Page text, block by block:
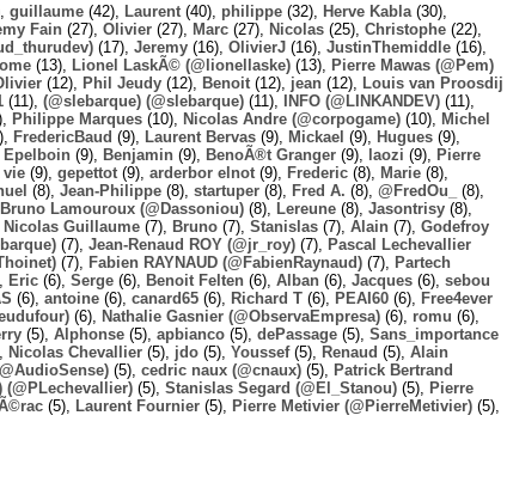
guillaume (42), Laurent (40), philippe (32), Herve Kabla (30),
Fain (27), Olivier (27), Marc (27), Nicolas (25), Christophe (22),
(17), Jeremy (16), OlivierJ (16), JustinThemiddle (16),
(13), Lionel LaskÃ© (@lionellaske) (13),
Pierre Mawas (@Pem)
(12), Phil Jeudy (12), Benoit (12), jean (12),
Louis van Proosdij
(11), (@slebarque) (@slebarque) (11), INFO (@LINKANDEV) (11),
Philippe Marques (10), Nicolas Andre (@corpogame) (10),
Michel
FredericBaud (9), Laurent Bervas (9), Mickael (9), Hugues (9),
Epelboin (9), Benjamin (9), BenoÃ®t Granger (9), laozi (9),
Pierre
vie (9), gepettot (9), arderbor elnot (9), Frederic (8), Marie (8),
(8), Jean-Philippe (8), startuper (8), Fred A. (8), @FredOu_
(8),
Bruno Lamouroux (@Dassoniou) (8), Lereune (8), Jasontrisy (8),
Nicolas Guillaume (7), Bruno (7), Stanislas (7), Alain (7), Godefroy
(7), Jean-Renaud ROY (@jr_roy) (7),
Pascal Lechevallier
(7), Fabien RAYNAUD (@FabienRaynaud) (7),
Partech
Eric (6), Serge (6), Benoit Felten (6), Alban (6), Jacques (6), sebou
(6), antoine (6), canard65 (6), Richard T (6), PEAI60 (6),
Free4ever
(6), Nathalie Gasnier (@ObservaEmpresa) (6), romu (6),
(5), Alphonse (5), apbianco (5), dePassage (5), Sans_importance
Nicolas Chevallier (5), jdo (5), Youssef(5), Renaud (5), Alain
(5), cedric naux (@cnaux) (5),
Patrick Bertrand
(@PLechevallier) (5), Stanislas Segard (@El_Stanou) (5),
Pierre
(5), Laurent Fournier (5), Pierre Metivier (@PierreMetivier) (5),